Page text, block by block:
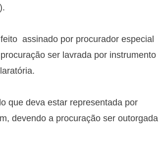
assinado por procurador especial
ser lavrada por instrumento
que deva estar representada por
devendo a procuração ser outorgada